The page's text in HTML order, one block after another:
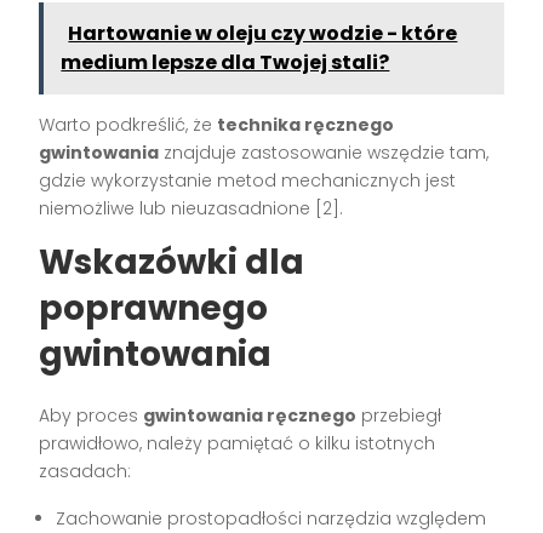
Hartowanie w oleju czy wodzie - które
medium lepsze dla Twojej stali?
Warto podkreślić, że technika ręcznego
gwintowania znajduje zastosowanie wszędzie tam,
gdzie wykorzystanie metod mechanicznych jest
niemożliwe lub nieuzasadnione [2].
Wskazówki dla
poprawnego
gwintowania
Aby proces gwintowania ręcznego przebiegł
prawidłowo, należy pamiętać o kilku istotnych
zasadach:
Zachowanie prostopadłości narzędzia względem